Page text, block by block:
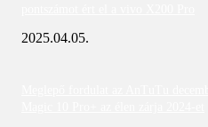
2025.04.05.